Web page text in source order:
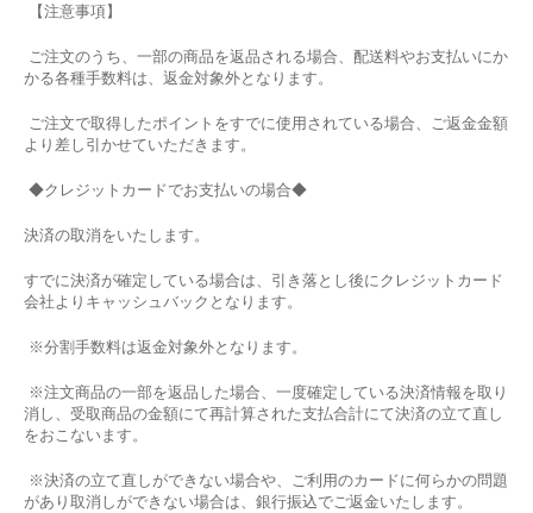
【注意事項】
ご注文のうち、一部の商品を返品される場合、配送料やお支払いにか
かる各種手数料は、返金対象外となります。
ご注文で取得したポイントをすでに使用されている場合、ご返金金額
より差し引かせていただきます。
◆クレジットカードでお支払いの場合◆
決済の取消をいたします。
すでに決済が確定している場合は、引き落とし後にクレジットカード
会社よりキャッシュバックとなります。
※分割手数料は返金対象外となります。
※注文商品の一部を返品した場合、一度確定している決済情報を取り
消し、受取商品の金額にて再計算された支払合計にて決済の立て直し
をおこないます。
※決済の立て直しができない場合や、ご利用のカードに何らかの問題
があり取消しができない場合は、銀行振込でご返金いたします。